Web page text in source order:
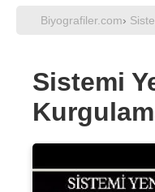
Biyografiler.com›
Sistemi